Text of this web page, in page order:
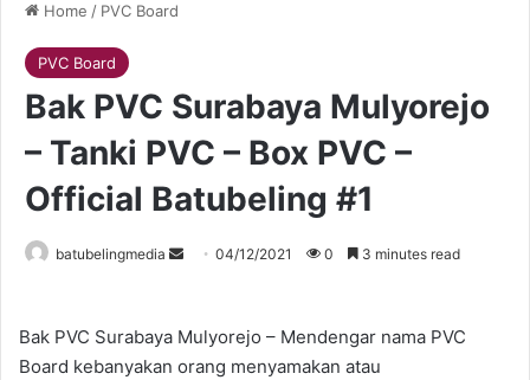
Home / PVC Board
PVC Board
Bak PVC Surabaya Mulyorejo
– Tanki PVC – Box PVC –
Official Batubeling #1
batubelingmedia
Send04/12/2021 0 3 minutes read
Bak PVC Surabaya Mulyorejo – Mendengar nama PVC
Board kebanyakan orang menyamakan atau